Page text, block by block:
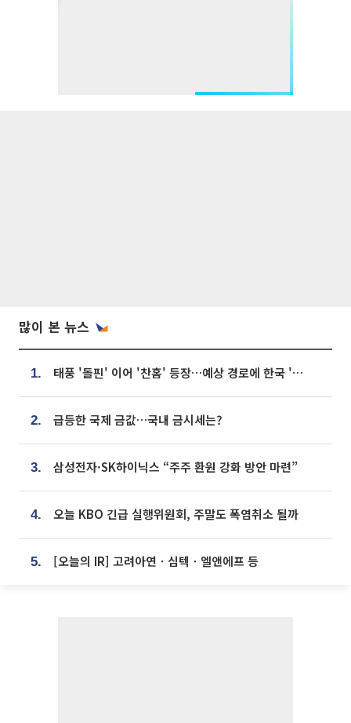
많이 본 뉴스
1. 태풍 '돌핀' 이어 '찬홈' 등장…예상 경로에 한국 '한숨'
2. 급등한 국제 금값…국내 금시세는?
3. 삼성전자·SK하이닉스 “주주 환원 강화 방안 마련”
4. 오늘 KBO 긴급 실행위원회, 주말도 폭염취소 될까
5. [오늘의 IR] 고려아연ㆍ심텍ㆍ엘앤에프 등